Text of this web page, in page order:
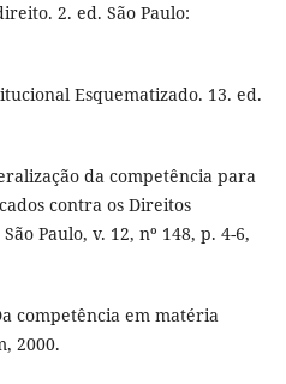
2. ed. São Paulo:
Esquematizado. 13. ed.
da competência para
contra os Direitos
Paulo, v. 12, nº 148, p. 4-6,
competência em matéria
2000.